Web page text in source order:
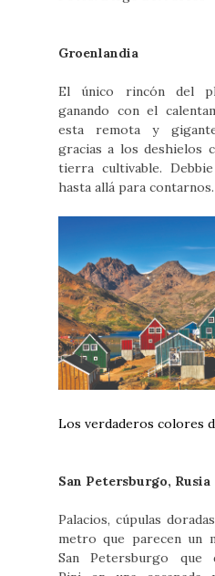
Groenlandia
El único rincón del
ganando con el
esta remota y
gracias a los deshielos
tierra cultivable.
hasta allá para contarnos.
Los verdaderos colores
San Petersburgo, Rusia
Palacios, cúpulas
metro que parecen un
San Petersburgo que